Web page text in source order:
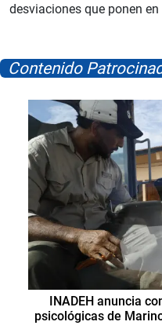
desviaciones que ponen
Contenido
INADEH anuncia
psicológicas de